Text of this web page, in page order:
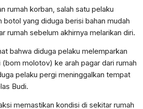
rumah korban, salah satu pelaku
botol yang diduga berisi bahan mudah
rumah sebelum akhirnya melarikan diri.
bahwa diduga pelaku melemparkan
molotov) ke arah pagar dari rumah
pelaku pergi meninggalkan tempat
Budi.
memastikan kondisi di sekitar rumah